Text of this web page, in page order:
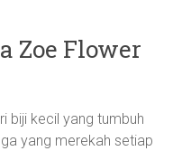
Zoe Flower
biji kecil yang tumbuh
yang merekah setiap